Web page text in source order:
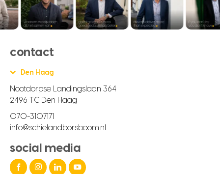
contact
Den Haag
Nootdorpse Landingslaan 364
2496 TC Den Haag
070-3107171
info@schielandborsboom.nl
social media